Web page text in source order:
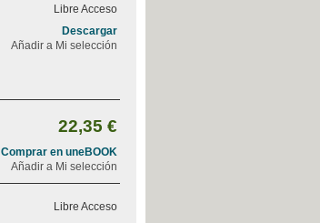
Libre Acceso
Descargar
Añadir a Mi selección
22,35 €
Comprar en uneBOOK
Añadir a Mi selección
Libre Acceso